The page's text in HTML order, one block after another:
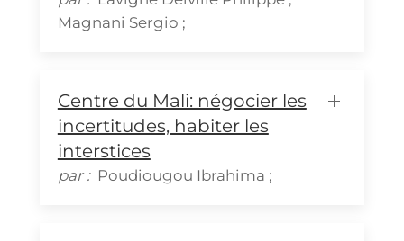
Magnani Sergio ;
Centre du Mali: négocier les
incertitudes, habiter les
interstices
par : Poudiougou Ibrahima ;